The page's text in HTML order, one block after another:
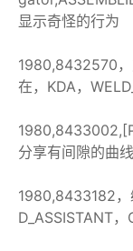
显示奇怪的行为
1980,8432570
在，KDA，
分享有间隙的曲
1980,8433182，
D_ASSISTANT，